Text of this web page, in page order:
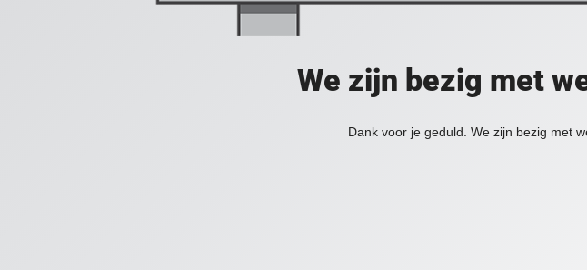
We zijn bezig met
Dank voor je geduld. We zijn bezig met